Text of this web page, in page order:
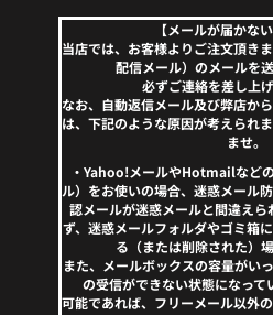
【メールが届かな
当店では、お客様よりご注文頂き
配信メール）のメールを
必ずご連絡を差し上
なお、自動返信メール及び弊店か
は、下記のような原因が考えられ
ませ。
・Yahoo!メールやHotmailなど
ル）をお使いの場合、迷惑メール
認メールが迷惑メールと間違え
ず、迷惑メールフォルダやゴミ箱
る（または削除された）
また、メールボックスの容量がい
の受信ができない状態になって
可能であれば、フリーメール以外